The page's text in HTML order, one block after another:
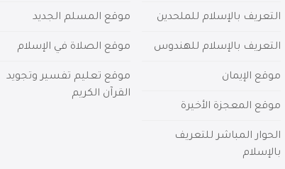
التعريف بالإسلام للملحدين
التعريف بالإسلام للهندوس
موقع الإيمان
موقع المعجزة الأخيرة
الحوار المباشر للتعريف
بالإسلام
موقع المسلم الجديد
موقع الصلاة في الإسلام
موقع تعليم تفسير وتجويد
القرآن الكريم